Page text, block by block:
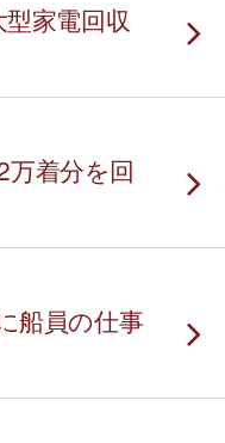
家電回収
万着分を回
船員の仕事